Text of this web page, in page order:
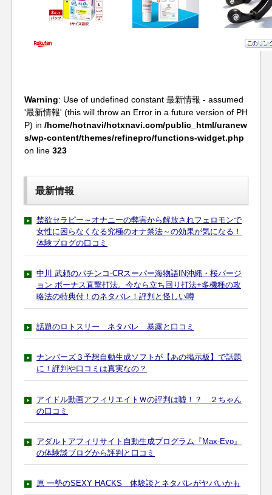
Warning: Use of undefined constant 最新情報 - assumed
'最新情報' (this will throw an Error in a future version of PH
P) in /home/hotnavi/hotxnavi.com/public_html/uranew
s/wp-content/themes/refinepro/functions-widget.php
on line 323
最新情報
禁欲セラピー～オナニーの弊害から解放されフェロモンで
女性に困らなくなる究極のオナ禁法～の効果が気になる！
体験ブログの口コミ
中川 武頼のパチンコ-CRスーパー海物語IN沖縄・桜バージ
ョン ボーナス直撃打法。今なら立ち回り打法+多機種の攻
略法の特典付！のネタバレ！評判と怪しい噂
話題のロトスリー ネタバレ 暴露と口コミ
ナンバーズ３予想自動生成ソフトが【あの掲示板】で話題
に！評判や口コミは真実なの？
アイドル動画アフィリエイトＷの評判は嘘！？ ２ちゃん
の口コミ
アダルトアフィリサイト自動生成プログラム『Max-Evo』
の体験談ブログから評判と口コミ
原 一勢のSEXY HACKS 体験談とネタバレがヤバいかも